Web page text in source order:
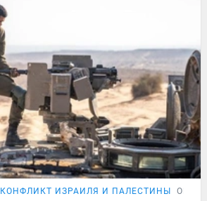
КОНФЛИКТ ИЗРАИЛЯ И ПАЛЕСТИНЫ ОБЗОР